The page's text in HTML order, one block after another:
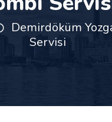
Demirdöküm
Servisi